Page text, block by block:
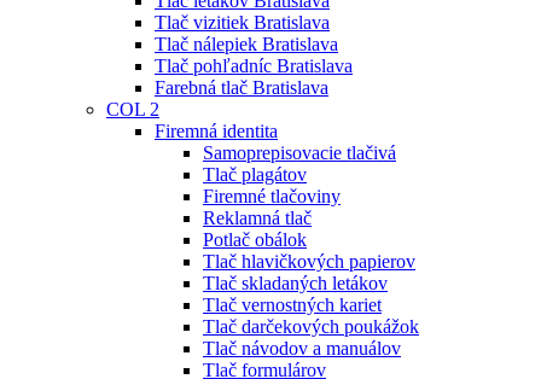
Tlač vizitiek Bratislava
Tlač nálepiek Bratislava
Tlač pohľadníc Bratislava
Farebná tlač Bratislava
COL 2
Firemná identita
Samoprepisovacie tlačivá
Tlač plagátov
Firemné tlačoviny
Reklamná tlač
Potlač obálok
Tlač hlavičkových papierov
Tlač skladaných letákov
Tlač vernostných kariet
Tlač darčekových poukážok
Tlač návodov a manuálov
Tlač formulárov